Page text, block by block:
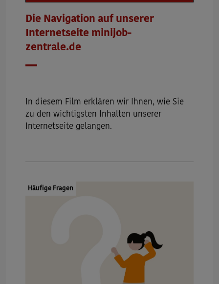
Die Navigation auf unserer
Internetseite minijob-
zentrale.de
In diesem Film erklären wir Ihnen, wie Sie
zu den wichtigsten Inhalten unserer
Internetseite gelangen.
Dokumenttyp:
Häufige Fragen